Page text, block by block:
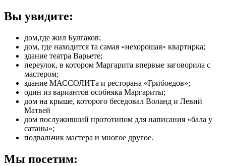
Вы увидите:
дом,где жил Булгаков;
дом, где находится та самая «нехорошая» квартирка;
здание театра Варьете;
переулок, в котором Маргарита впервые заговорила с
мастером;
здание МАССОЛИТа и ресторана «Грибоедов»;
один из вариантов особняка Маргариты;
дом на крыше, которого беседовал Воланд и Левий
Матвей
дом послуживший прототипом для написания «бала у
сатаны»;
подвальчик мастера и многое другое.
Мы посетим: